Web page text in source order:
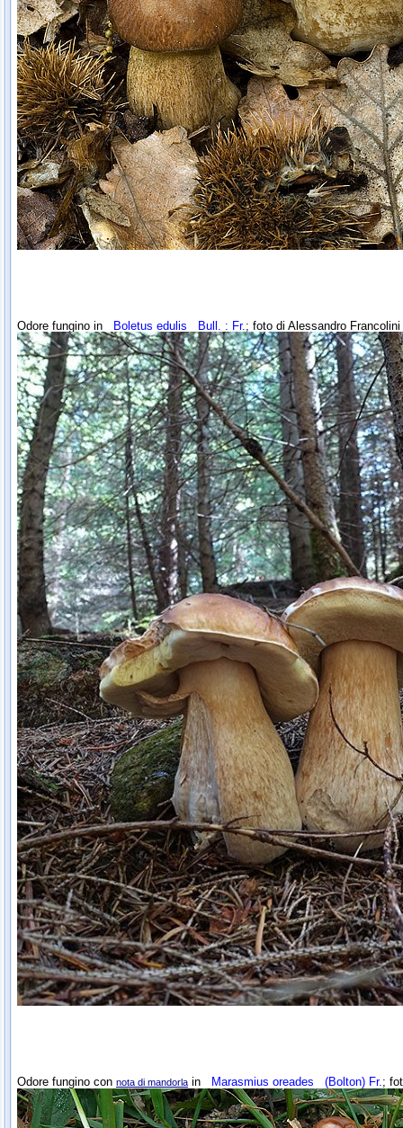
Odore fungino in Boletus edulis Bull. : Fr.; foto di Alessandro Francolini
Odore fungino con nota di mandorla in Marasmius oreades (Bolton) Fr.;